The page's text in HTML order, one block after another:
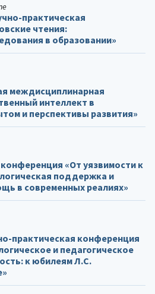
практическая
чтения:
в образовании»
междисциплинарная
интеллект в
и перспективы развития»
«От уязвимости к
поддержка и
в современных реалиях»
практическая конференция
и педагогическое
к юбилеям Л.С.